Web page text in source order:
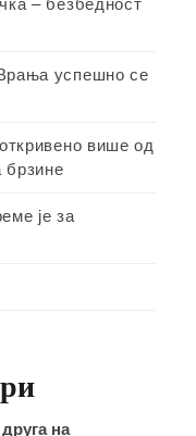
успешно се
више од
брзине
је за
на